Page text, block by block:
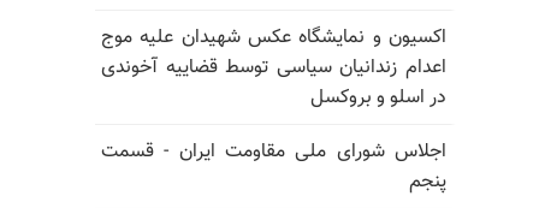
اکسیون و نمایشگاه عکس شهیدان علیه موج
اعدام زندانیان سیاسی توسط قضاییه آخوندی
در اسلو و بروکسل
اجلاس شورای ملی مقاومت ایران - قسمت
پنجم